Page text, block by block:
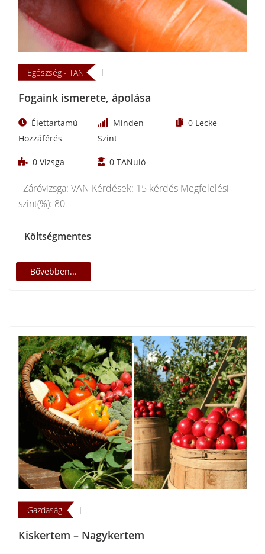
Egészség - TAN
Fogaink ismerete, ápolása
Élettartamú
Hozzáférés
Minden
Szint
0 Lecke
0 Vizsga 0TANuló
Záróvizsga: VAN Kérdések: 15 kérdés Megfelelési
szint(%): 80
Költségmentes
Bővebben...
Gazdaság
Kiskertem – Nagykertem